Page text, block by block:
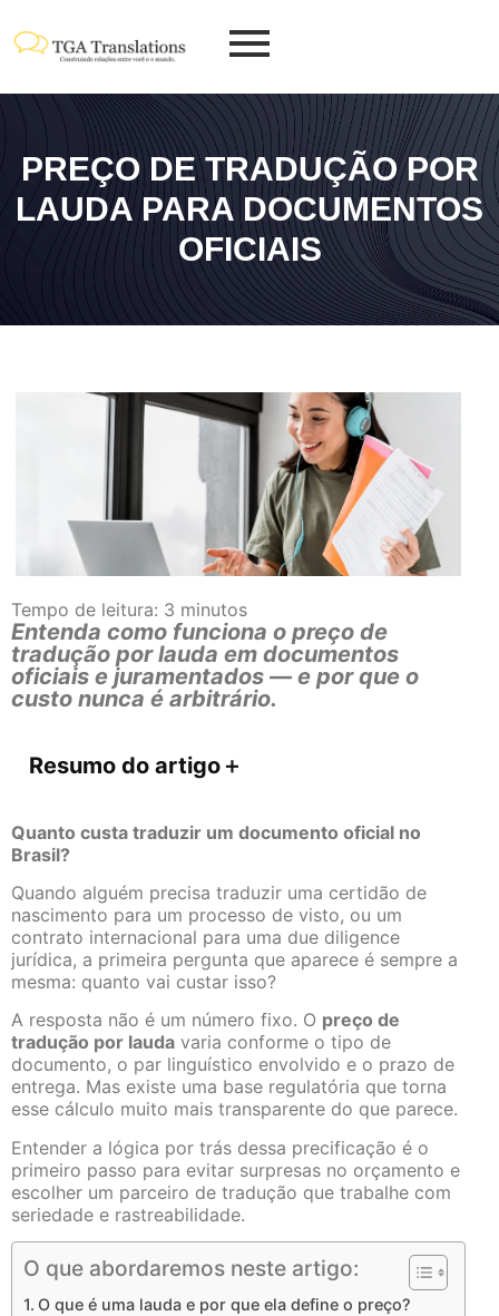
PREÇO DE TRADUÇÃO POR
LAUDA PARA DOCUMENTOS
OFICIAIS
Tempo de leitura: 3 minutos
Entenda como funciona o preço de
tradução por lauda em documentos
oficiais e juramentados — e por que o
custo nunca é arbitrário.
Resumo do artigo＋
Quanto custa traduzir um documento oficial no
Brasil?
Quando alguém precisa traduzir uma certidão de
nascimento para um processo de visto, ou um
contrato internacional para uma due diligence
jurídica, a primeira pergunta que aparece é sempre a
mesma: quanto vai custar isso?
A resposta não é um número fixo. O preço de
tradução por lauda varia conforme o tipo de
documento, o par linguístico envolvido e o prazo de
entrega. Mas existe uma base regulatória que torna
esse cálculo muito mais transparente do que parece.
Entender a lógica por trás dessa precificação é o
primeiro passo para evitar surpresas no orçamento e
escolher um parceiro de tradução que trabalhe com
seriedade e rastreabilidade.
O que abordaremos neste artigo:
O que é uma lauda e por que ela define o preço?